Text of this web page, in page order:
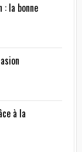
: la bonne
à la